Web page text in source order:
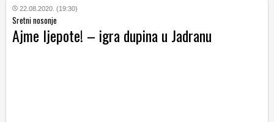
22.08.2020. (19:30)
Sretni nosonje
Ajme ljepote! – igra dupina u Jadranu